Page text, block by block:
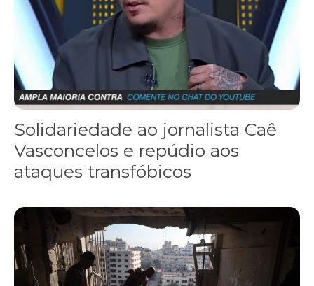
Solidariedade ao jornalista Caê
Vasconcelos e repúdio aos
ataques transfóbicos
“Funeral para toda Gaza” — enquanto o Conselho da Paz